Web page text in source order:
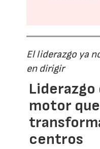
El liderazgo ya
en dirigir
motor
centros